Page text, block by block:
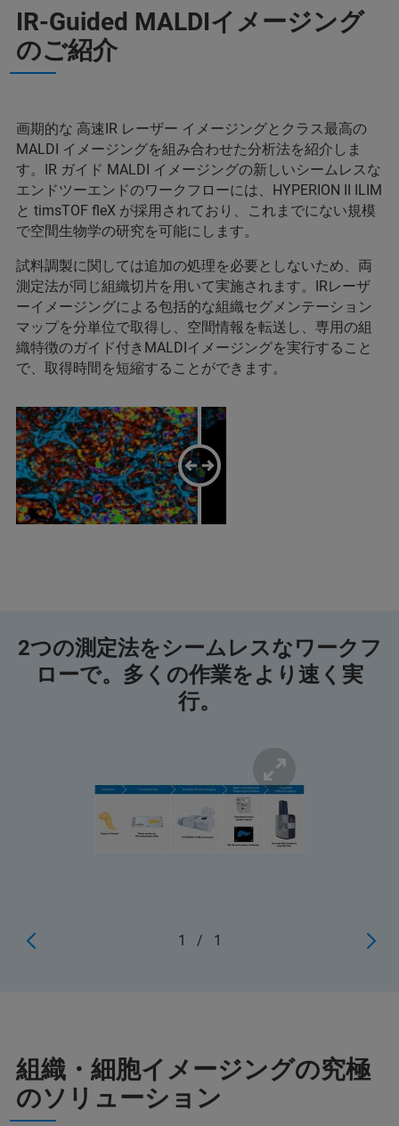
IR-Guided MALDIイメージング
のご紹介
画期的な 高速IR レーザー イメージングとクラス最高の
MALDI イメージングを組み合わせた分析法を紹介しま
す。IR ガイド MALDI イメージングの新しいシームレスな
エンドツーエンドのワークフローには、HYPERION II ILIM
と timsTOF fleX が採用されており、これまでにない規模
で空間生物学の研究を可能にします。
試料調製に関しては追加の処理を必要としないため、両
測定法が同じ組織切片を用いて実施されます。IRレーザ
ーイメージングによる包括的な組織セグメンテーション
マップを分単位で取得し、空間情報を転送し、専用の組
織特徴のガイド付きMALDIイメージングを実行すること
で、取得時間を短縮することができます。
2つの測定法をシームレスなワークフ
ローで。多くの作業をより速く実
行。
1 / 1
組織・細胞イメージングの究極
のソリューション